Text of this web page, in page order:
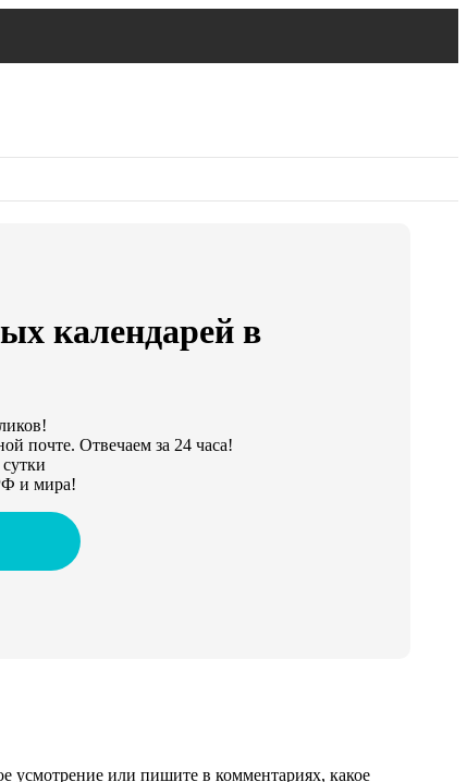
календарей в
почте. Отвечаем за 24 часа!
и мира!
или пишите в комментариях, какое